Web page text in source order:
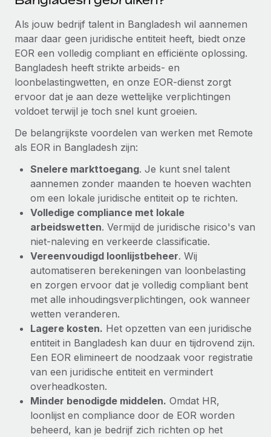
Als jouw bedrijf talent in Bangladesh wil aannemen
maar daar geen juridische entiteit heeft, biedt onze
EOR een volledig compliant en efficiënte oplossing.
Bangladesh heeft strikte arbeids- en
loonbelastingwetten, en onze EOR-dienst zorgt
ervoor dat je aan deze wettelijke verplichtingen
voldoet terwijl je toch snel kunt groeien.
De belangrijkste voordelen van werken met Remote
als EOR in Bangladesh zijn:
Snelere markttoegang. Je kunt snel talent
aannemen zonder maanden te hoeven wachten
om een lokale juridische entiteit op te richten.
Volledige compliance met lokale
arbeidswetten. Vermijd de juridische risico's van
niet-naleving en verkeerde classificatie.
Vereenvoudigd loonlijstbeheer. Wij
automatiseren berekeningen van loonbelasting
en zorgen ervoor dat je volledig compliant bent
met alle inhoudingsverplichtingen, ook wanneer
wetten veranderen.
Lagere kosten. Het opzetten van een juridische
entiteit in Bangladesh kan duur en tijdrovend zijn.
Een EOR elimineert de noodzaak voor registratie
van een juridische entiteit en vermindert
overheadkosten.
Minder benodigde middelen. Omdat HR,
loonlijst en compliance door de EOR worden
beheerd, kan je bedrijf zich richten op het